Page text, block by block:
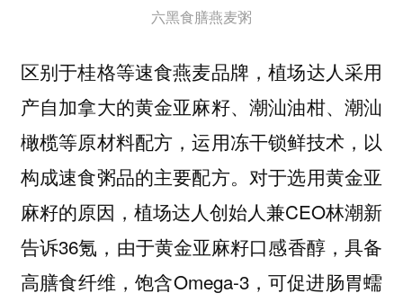
六黑食膳燕麦粥
区别于桂格等速食燕麦品牌，植场达人采用
产自加拿大的黄金亚麻籽、潮汕油柑、潮汕
橄榄等原材料配方，运用冻干锁鲜技术，以
构成速食粥品的主要配方。对于选用黄金亚
麻籽的原因，植场达人创始人兼CEO林潮新
告诉36氪，由于黄金亚麻籽口感香醇，具备
高膳食纤维，饱含Omega-3，可促进肠胃蠕